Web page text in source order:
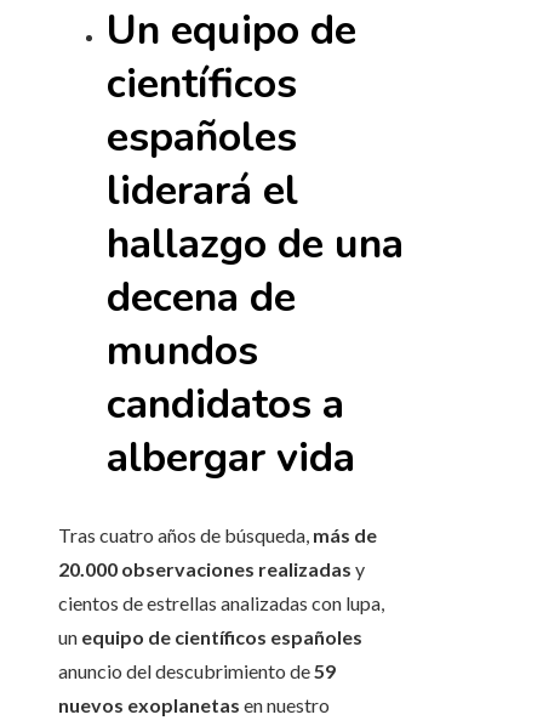
Un equipo de
científicos
españoles
liderará el
hallazgo de una
decena de
mundos
candidatos a
albergar vida
Tras cuatro años de búsqueda, más de
20.000 observaciones realizadas y
cientos de estrellas analizadas con lupa,
un equipo de científicos españoles
anuncio del descubrimiento de59
nuevos exoplanetas en nuestro